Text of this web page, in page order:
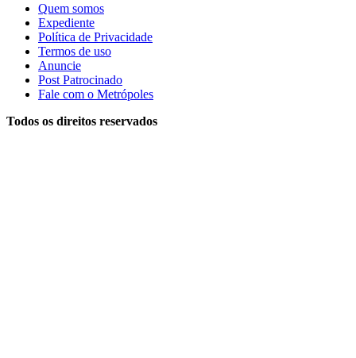
Quem somos
Expediente
Política de Privacidade
Termos de uso
Anuncie
Post Patrocinado
Fale com o Metrópoles
Todos os direitos reservados